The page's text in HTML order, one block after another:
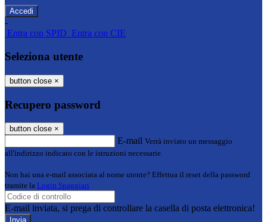
-
Entra con SPID Entra con CIE
Seleziona utente
button close ×
Recupero password
button close ×
E-mail Verrà inviato un messaggio
all'indirizzo indicato con le istruzioni necessarie.
Non hai una e-mail associata al nome utente? Effettua il reset della password
tramite la Login Spaggiari
E-mail inviata, si prega di controllare la casella di posta elettronica!